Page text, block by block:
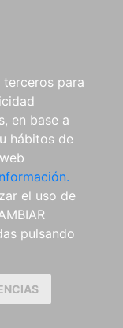
para
en base a
hábitos de
el uso de
pulsando